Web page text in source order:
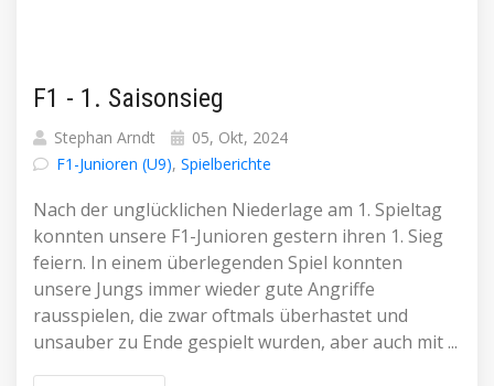
F1 - 1. Saisonsieg
Stephan Arndt
05, Okt, 2024
F1-Junioren (U9), Spielberichte
Nach der unglücklichen Niederlage am 1. Spieltag
konnten unsere F1-Junioren gestern ihren 1. Sieg
feiern. In einem überlegenden Spiel konnten
unsere Jungs immer wieder gute Angriffe
rausspielen, die zwar oftmals überhastet und
unsauber zu Ende gespielt wurden, aber auch mit ...